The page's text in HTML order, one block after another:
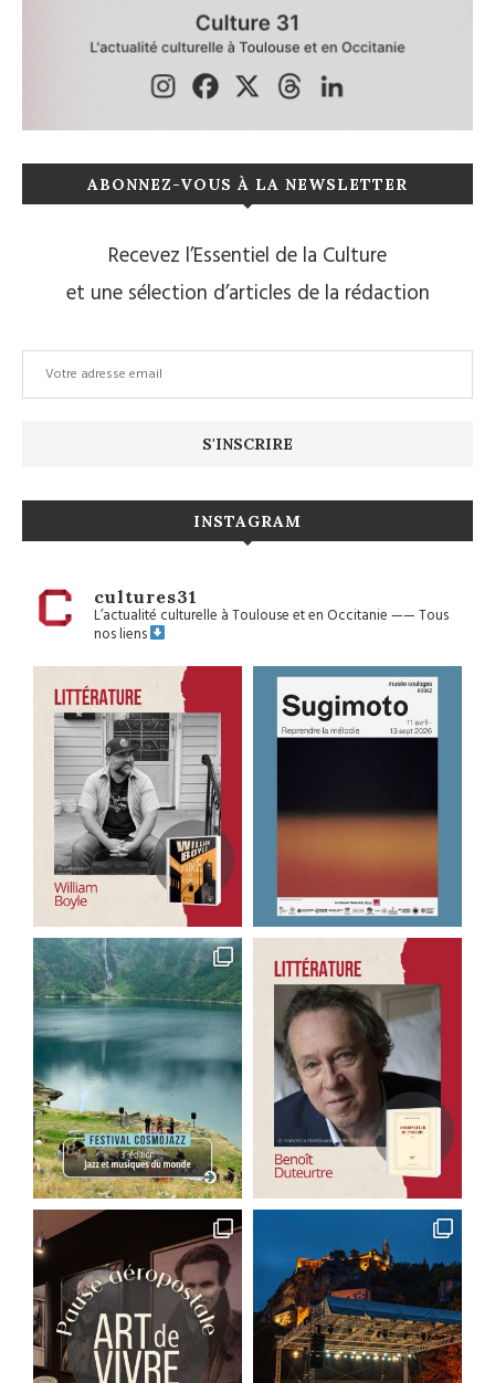
ABONNEZ-VOUS À LA NEWSLETTER
Recevez l’Essentiel de la Culture
et une sélection d’articles de la rédaction
INSTAGRAM
cultures31
L’actualité culturelle à Toulouse et en Occitanie——Tous
nos liens